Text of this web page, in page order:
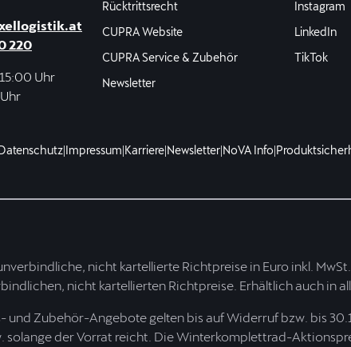
220
Uhr
Rücktrittsrecht
CUPRA Website
CUPRA Service & Zubehör
Newsletter
Instagram
LinkedIn
TikTok
|Impressum|Karriere|Newsletter|NoVA Info|
nicht kartellierte Richtpreise in Euro inkl.
nicht kartellierten Richtpreise. Erhältlich auch in
und Zubehör-Angebote gelten bis auf Widerruf bzw. bis
solange der Vorrat reicht. Die Winterkomplettrad-